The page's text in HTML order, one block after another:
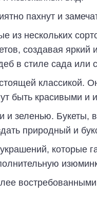
пахнут и
из нескольких
создавая
в стиле сада или
классикой.
быть красивыми и
и зеленью. Букеты,
природный и
которые